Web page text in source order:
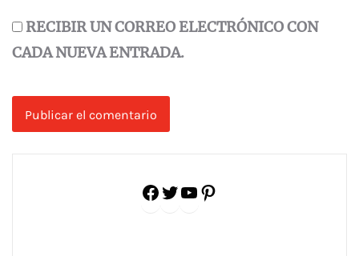
RECIBIR UN CORREO ELECTRÓNICO CON
CADA NUEVA ENTRADA.
Facebook
Twitter
YouTube
Pinterest